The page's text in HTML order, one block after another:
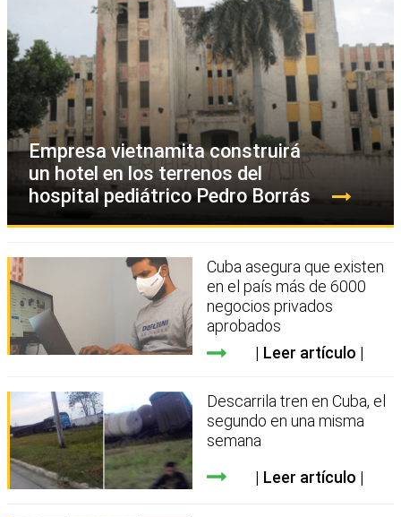
Empresa vietnamita construirá
un hotel en los terrenos del
hospital pediátrico Pedro Borrás
Cuba asegura que existen
en el país más de 6000
negocios privados
aprobados
Leer artículo
Descarrila tren en Cuba, el
segundo en una misma
semana
Leer artículo